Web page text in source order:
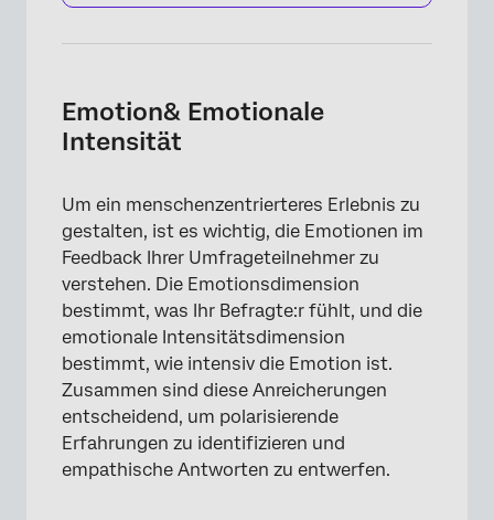
Emotion& Emotionale
Intensität
Um ein menschenzentrierteres Erlebnis zu
gestalten, ist es wichtig, die Emotionen im
Feedback Ihrer Umfrageteilnehmer zu
verstehen. Die Emotionsdimension
bestimmt, was Ihr Befragte:r fühlt, und die
emotionale Intensitätsdimension
bestimmt, wie intensiv die Emotion ist.
Zusammen sind diese Anreicherungen
entscheidend, um polarisierende
Erfahrungen zu identifizieren und
empathische Antworten zu entwerfen.